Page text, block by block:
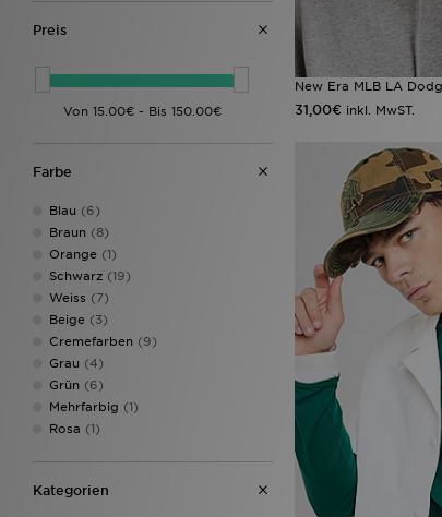
Preis
Farbe
Blau (6)
Braun (8)
Orange (1)
Schwarz (19)
Weiss (7)
Beige (3)
Cremefarben (9)
Grau (4)
Grün (6)
Mehrfarbig (1)
Rosa (1)
Kategorien
New Era MLB LA
31,00€ inkl. MwST.